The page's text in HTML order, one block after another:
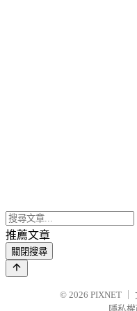
推薦文章
關閉搜尋
© 2026 PIXNET
隱私